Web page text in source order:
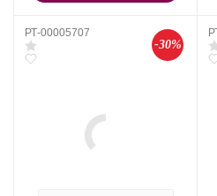
РТ-00005707
-30%